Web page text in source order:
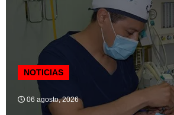
NOTICIAS
06 agosto, 2026